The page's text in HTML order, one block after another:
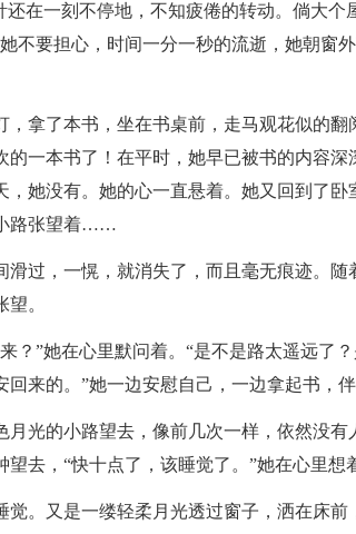
还在一刻不停地，不知疲倦的转动。倘大个
不要担心，时间一分一秒的流逝，她朝窗
，拿了本书，坐在书桌前，走马观花似的
的一本书了！在平时，她早已被书的内容
，她没有。她的心一直悬着。她又回到了
路张望着……
滑过，一愰，就消失了，而且毫无痕迹。
。
？”她在心里默问着。“是不是路太遥远
来的。”她一边安慰自己，一边拿起书，
月光的小路望去，像前几次一样，依然没有
去，“快十点了，该睡觉了。”她在心里想
觉。又是一缕轻柔月光透过窗子，洒在床